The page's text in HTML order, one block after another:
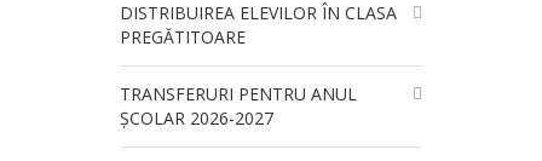
DISTRIBUIREA ELEVILOR ÎN CLASA
PREGĂTITOARE
TRANSFERURI PENTRU ANUL
ȘCOLAR 2026-2027